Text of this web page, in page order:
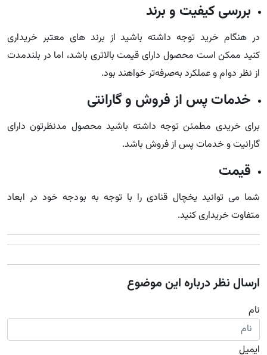
بررسی کیفیت و برند
در هنگام خرید توجه داشته باشید از برند های معتبر خریداری
کنید ممکن است محصول دارای قیمت بالاتری باشد، اما در بلندمدت
از نظر دوام و عملکرد به‌صرفه‌تر خواهند بود.
خدمات پس از فروش و گارانتی
برای خریدی مطمئن توجه داشته باشید محصول مدنظرتون دارای
گارانیت و خدمات پس از فروش باشد.
قیمت
شما می توانید یخچال قنادی را با توجه به بودجه خود در ابعاد
متفاوت خریداری کنید.
ارسال نظر درباره این موضوع
نام
ایمیل